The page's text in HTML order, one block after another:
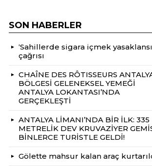
SON HABERLER
‘Sahillerde sigara içmek
çağrısı
CHAÎNE DES RÔTISSEURS
BÖLGESİ GELENEKSEL YEMEĞİ
ANTALYA LOKANTASI’NDA
GERÇEKLEŞTİ
ANTALYA LİMANI’NDA BİR İLK: 335
METRELİK DEV KRUVAZİYER
BİNLERCE TURİSTLE GELDİ!
Gölette mahsur kalan araç